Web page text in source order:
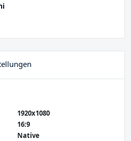
1920x1080
16:9
Native